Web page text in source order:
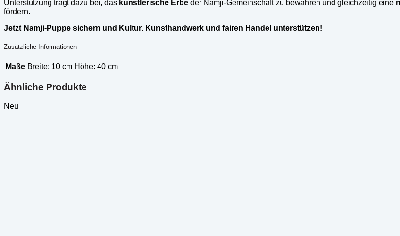
Unterstützung trägt dazu bei, das künstlerische Erbe der Namji-Gemeinschaft zu bewahren und gleichzeitig eine
fördern.
Jetzt Namji-Puppe sichern und Kultur, Kunsthandwerk und fairen Handel unterstützen!
Zusätzliche Informationen
Maße Breite: 10 cm Höhe: 40 cm
Ähnliche Produkte
Neu